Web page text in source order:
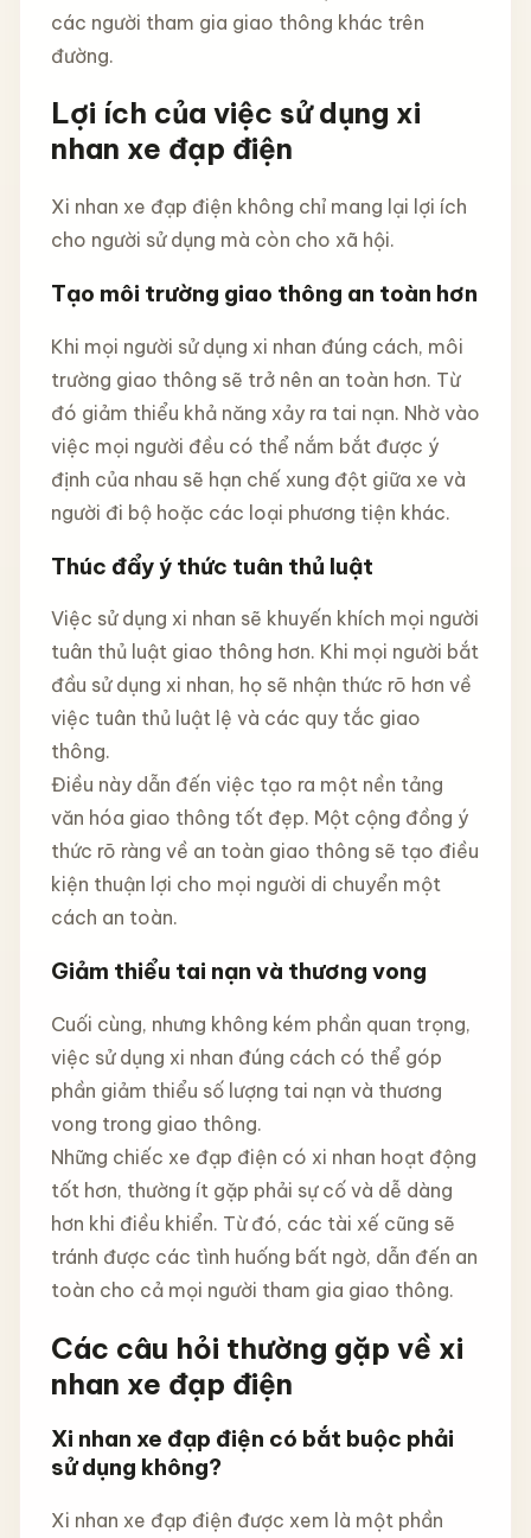
các người tham gia giao thông khác trên
đường.
Lợi ích của việc sử dụng xi
nhan xe đạp điện
Xi nhan xe đạp điện không chỉ mang lại lợi ích
cho người sử dụng mà còn cho xã hội.
Tạo môi trường giao thông an toàn hơn
Khi mọi người sử dụng xi nhan đúng cách, môi
trường giao thông sẽ trở nên an toàn hơn. Từ
đó giảm thiểu khả năng xảy ra tai nạn. Nhờ vào
việc mọi người đều có thể nắm bắt được ý
định của nhau sẽ hạn chế xung đột giữa xe và
người đi bộ hoặc các loại phương tiện khác.
Thúc đẩy ý thức tuân thủ luật
Việc sử dụng xi nhan sẽ khuyến khích mọi người
tuân thủ luật giao thông hơn. Khi mọi người bắt
đầu sử dụng xi nhan, họ sẽ nhận thức rõ hơn về
việc tuân thủ luật lệ và các quy tắc giao
thông.
Điều này dẫn đến việc tạo ra một nền tảng
văn hóa giao thông tốt đẹp. Một cộng đồng ý
thức rõ ràng về an toàn giao thông sẽ tạo điều
kiện thuận lợi cho mọi người di chuyển một
cách an toàn.
Giảm thiểu tai nạn và thương vong
Cuối cùng, nhưng không kém phần quan trọng,
việc sử dụng xi nhan đúng cách có thể góp
phần giảm thiểu số lượng tai nạn và thương
vong trong giao thông.
Những chiếc xe đạp điện có xi nhan hoạt động
tốt hơn, thường ít gặp phải sự cố và dễ dàng
hơn khi điều khiển. Từ đó, các tài xế cũng sẽ
tránh được các tình huống bất ngờ, dẫn đến an
toàn cho cả mọi người tham gia giao thông.
Các câu hỏi thường gặp về xi
nhan xe đạp điện
Xi nhan xe đạp điện có bắt buộc phải
sử dụng không?
Xi nhan xe đạp điện được xem là một phần